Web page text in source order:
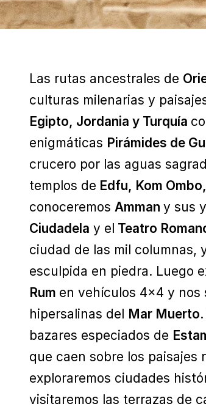
Las rutas ancestrales de
culturas milenarias y
Egipto, Jordania y Turquía
enigmáticas Pirámides de
crucero por las aguas
templos de Edfu, Kom
conoceremos Amman y sus
Ciudadela y el Teatro
ciudad de las mil columnas,
esculpida en piedra. Luego
Rum en vehículos 4x4 y nos
hipersalinas del Mar Muerto
bazares especiados de
que caen sobre los paisajes
exploraremos ciudades
visitaremos las terrazas de